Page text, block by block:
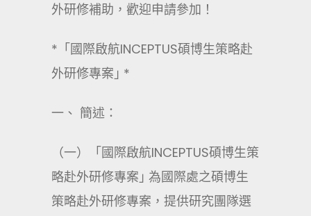
外研修補助，歡迎申請參加！
*「國際啟航INCEPTUS碩博生策略赴
外研修專案｣ *
一、 簡述：
（一）「國際啟航INCEPTUS碩博生策
略赴外研修專案｣ 為國際處之碩博生
策略赴外研修專案，提供研究團隊選